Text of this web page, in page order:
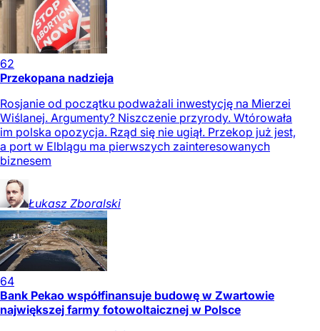
62
Przekopana nadzieja
Rosjanie od początku podważali inwestycję na Mierzei
Wiślanej. Argumenty? Niszczenie przyrody. Wtórowała
im polska opozycja. Rząd się nie ugiął. Przekop już jest,
a port w Elblągu ma pierwszych zainteresowanych
biznesem
Łukasz Zboralski
64
Bank Pekao współfinansuje budowę w Zwartowie
największej farmy fotowoltaicznej w Polsce